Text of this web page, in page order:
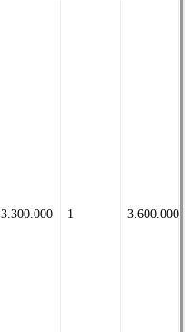
3.300.000 1 3.600.000